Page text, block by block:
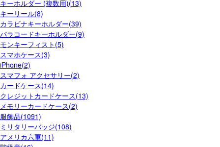
キーホルダー (複数用)(13)
キーリール(8)
カラビナキーホルダー(39)
パラコードキーホルダー(9)
モンキーフィスト(5)
スマホケース(3)
iPhone(2)
スマフォ アクセサリー(2)
カードケース(14)
クレジットカードケース(13)
メモリーカードケース(2)
服飾品(1091)
ミリタリーバッジ(108)
アメリカ六軍(11)